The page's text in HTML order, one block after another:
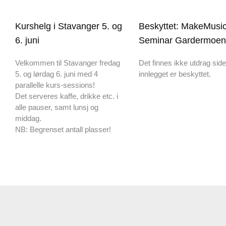
Kurshelg i Stavanger 5. og
6. juni
Velkommen til Stavanger fredag
5. og lørdag 6. juni med 4
parallelle kurs-sessions!
Det serveres kaffe, drikke etc. i
alle pauser, samt lunsj og
middag.
NB: Begrenset antall plasser!
Beskyttet:
Seminar Gardermoen
Det finnes ikke utdrag
innlegget er beskyttet.